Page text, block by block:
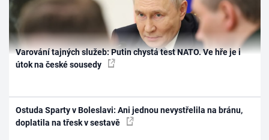
Varování tajných služeb: Putin chystá test NATO. Ve hře je i
útok na české sousedy
Ostuda Sparty v Boleslavi: Ani jednou nevystřelila na bránu,
doplatila na třesk v sestavě